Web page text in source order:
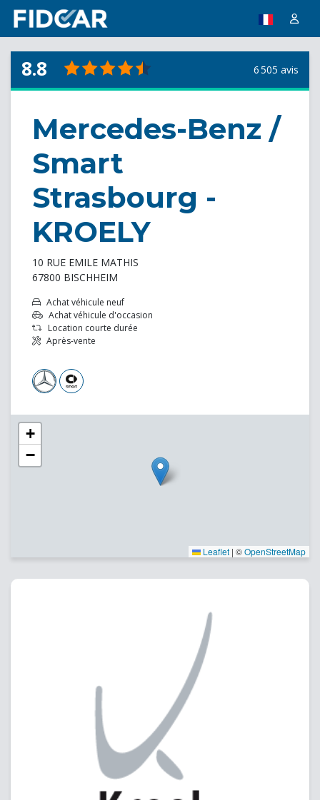
8.8 6 505 avis
Mercedes-Benz /
Smart
Strasbourg -
KROELY
10 RUE EMILE MATHIS
67800 BISCHHEIM
Achat véhicule neuf
Achat véhicule d'occasion
Location courte durée
Après-vente
+
−
Leaflet | ©OpenStreetMap